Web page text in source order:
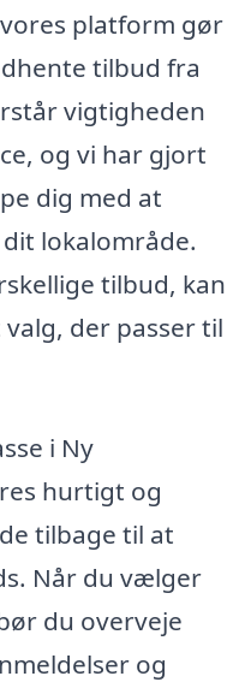
platform gør
tilbud fra
vigtigheden
og vi har gjort
dig med at
lokalområde.
tilbud, kan
der passer til
i Ny
hurtigt og
tilbage til at
Når du vælger
du overveje
og